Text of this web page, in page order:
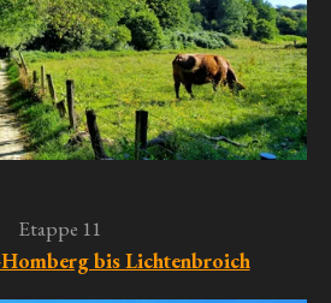
Etappe 11
bis Lichtenbroich